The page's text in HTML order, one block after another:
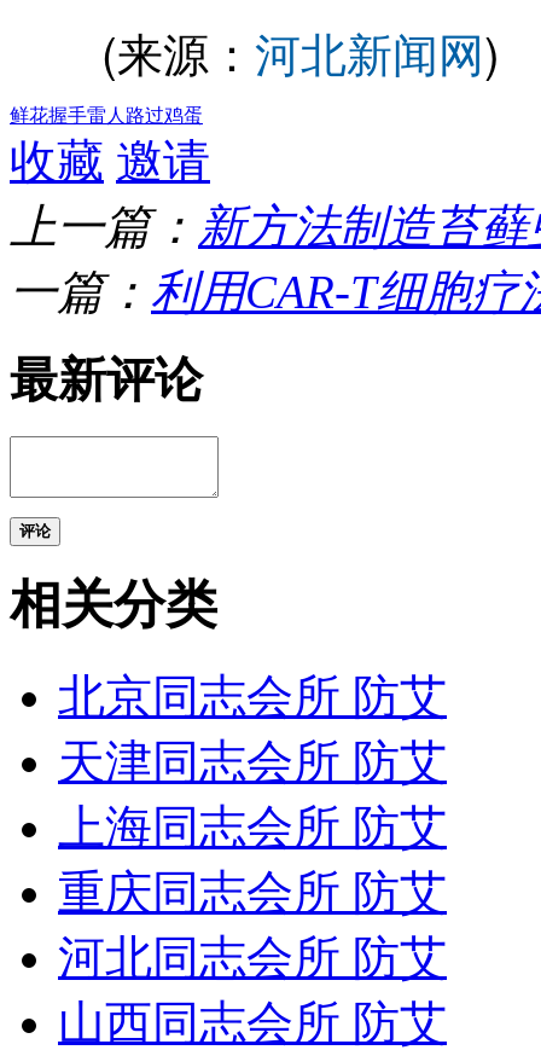
(来源： 河北新闻网)
鲜花握手雷人 路过鸡蛋
收藏 邀请
上一篇： 新方法制造苔
一篇： 利用CAR-T细胞
最新评论
评论
相关分类
北京同志会所 防艾
天津同志会所 防艾
上海同志会所 防艾
重庆同志会所 防艾
河北同志会所 防艾
山西同志会所 防艾